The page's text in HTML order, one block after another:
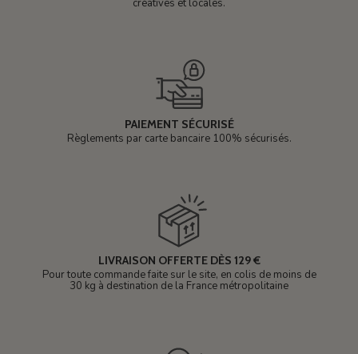
créatives et locales.
PAIEMENT SÉCURISÉ
Règlements par carte bancaire 100% sécurisés.
LIVRAISON OFFERTE DÈS 129 €
Pour toute commande faite sur le site, en colis de moins de
30 kg à destination de la France métropolitaine